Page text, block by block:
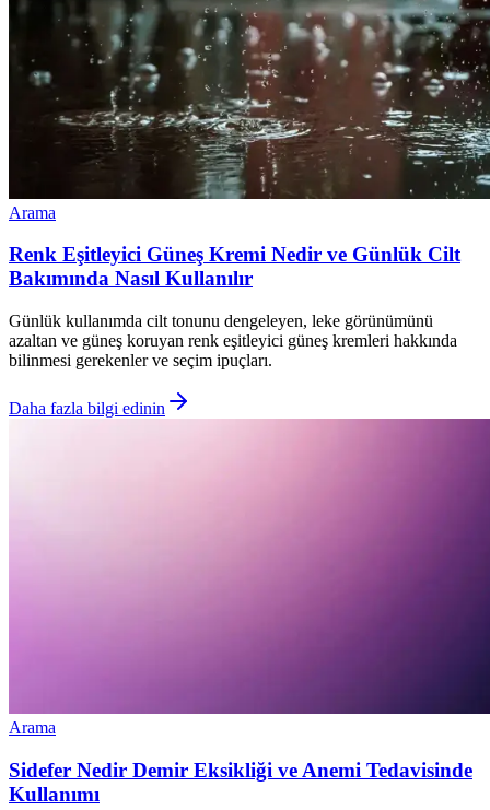
Arama
Renk Eşitleyici Güneş Kremi Nedir ve Günlük Cilt
Bakımında Nasıl Kullanılır
Günlük kullanımda cilt tonunu dengeleyen, leke görünümünü
azaltan ve güneş koruyan renk eşitleyici güneş kremleri hakkında
bilinmesi gerekenler ve seçim ipuçları.
Daha fazla bilgi edinin
Arama
Sidefer Nedir Demir Eksikliği ve Anemi Tedavisinde
Kullanımı